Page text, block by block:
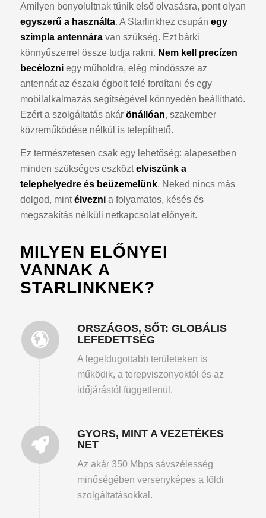
Amilyen bonyolultnak tűnik első olvasásra, pont olyan
egyszerű a használta. A Starlinkhez csupán egy
szimpla antennáravan szükség. Ezt bárki
könnyűszerrel össze tudja rakni. Nem kell precízen
becélozniegy műholdra, elég mindössze az
antennát az északi égbolt felé fordítani és egy
mobilalkalmazás segítségével könnyedén beállítható.
Ezért a szolgáltatás akár önállóan, szakember
közreműködése nélkül is telepíthető.
Ez természetesen csak egy lehetőség: alapesetben
minden szükséges eszköztelviszünk a
telephelyedre és beüzemelünk. Neked nincs más
dolgod, mintélveznia folyamatos, késés és
megszakítás nélküli netkapcsolat előnyeit.
MILYEN ELŐNYEI
VANNAK A
STARLINKNEK?
ORSZÁGOS, SŐT: GLOBÁLIS
LEFEDETTSÉG
A legeldugottabb területeken is
működik, a terepviszonyoktól és az
időjárástól függetlenül.
GYORS, MINT A VEZETÉKES
NET
Az akár 350 Mbps sávszélesség
minőségében versenyképes a földi
szolgáltatásokkal.